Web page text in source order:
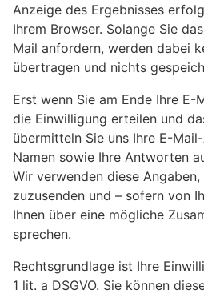
Anzeige des Ergebnisses
Ihrem Browser. Solange Sie
Mail anfordern, werden dabei
übertragen und nichts
Erst wenn Sie am Ende Ihre E-
die Einwilligung erteilen und
übermitteln Sie uns Ihre E-
Namen sowie Ihre Antworten
Wir verwenden diese
zuzusenden und – sofern von
Ihnen über eine mögliche
sprechen.
Rechtsgrundlage ist Ihre
1 lit. a DSGVO. Sie können